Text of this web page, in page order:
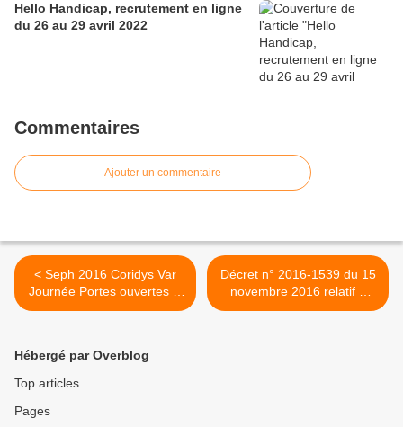
Hello Handicap, recrutement en ligne
du 26 au 29 avril 2022
Commentaires
Ajouter un commentaire
< Seph 2016 Coridys Var
Journée Portes ouvertes le
16 novembre 2016
Décret n° 2016-1539 du 15
novembre 2016 relatif à
l'établissement public
Hébergé par Overblog
Top articles
Pages